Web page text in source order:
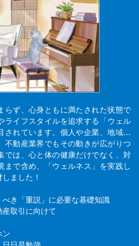
らず、心身ともに満たされた状態で
ライフスタイルを追求する「ウェル
されています。個人や企業、地域…
不動産業界でもその動きが広がりつ
では、心と体の健康だけでなく、対
まで含め、「ウェルネス」を実践し
ました！
べき「重説」に必要な基礎知識
産取引に向けて
ン